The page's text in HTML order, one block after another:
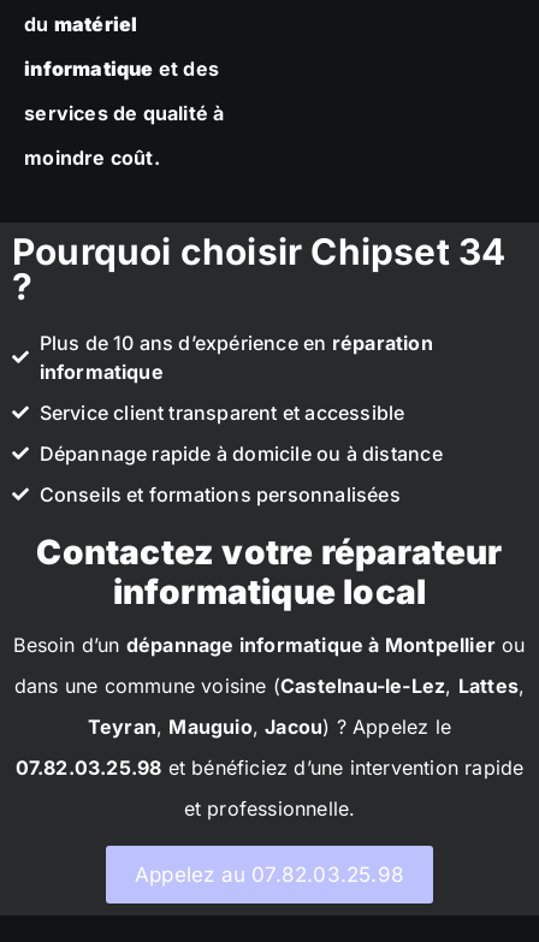
du matériel
informatique et des
services de qualité à
moindre coût.
Pourquoi choisir Chipset 34
?
Plus de 10 ans d’expérience en réparation
informatique
Service client transparent et accessible
Dépannage rapide à domicile ou à distance
Conseils et formations personnalisées
Contactez votre réparateur
informatique local
Besoin d’un dépannage informatique à Montpellier ou
dans une commune voisine (Castelnau-le-Lez, Lattes,
Teyran, Mauguio,Jacou) ? Appelez le
07.82.03.25.98 et bénéficiez d’une intervention rapide
et professionnelle.
Appelez au 07.82.03.25.98